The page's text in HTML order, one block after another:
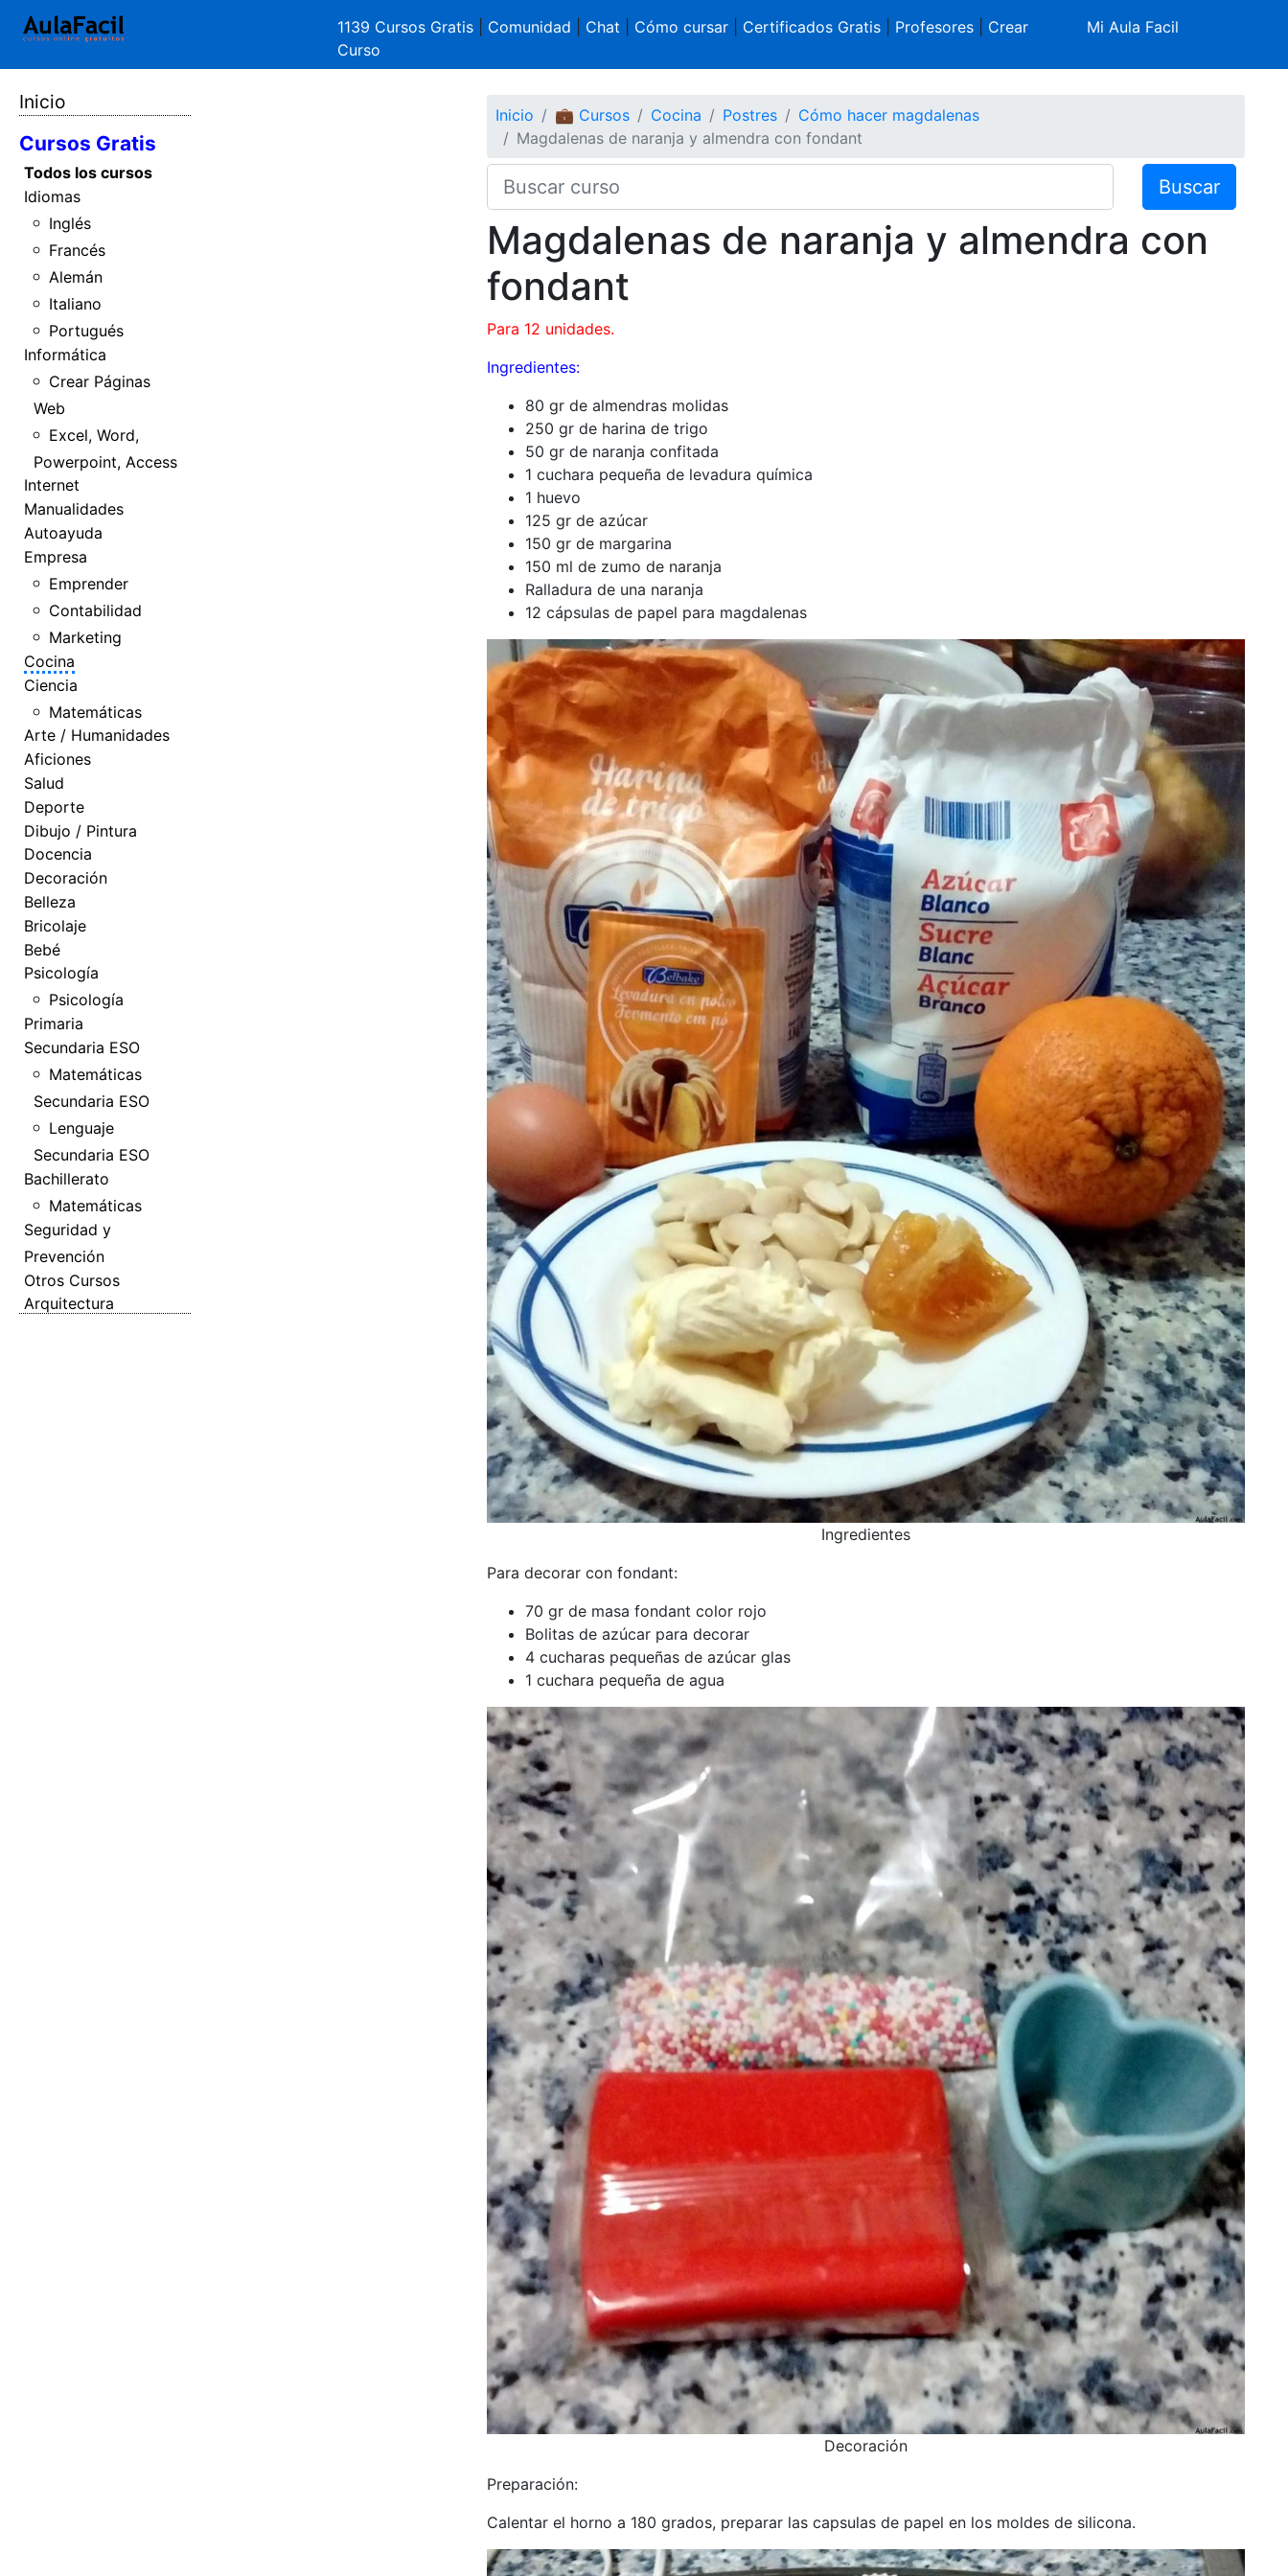
1139 Cursos Gratis Comunidad Chat Cómo cursar| Certificados Gratis| Profesores| Crear
Curso
Mi Aula Facil
Inicio
Cursos Gratis
Todos los cursos
Idiomas
Inglés
Francés
Alemán
Italiano
Portugués
Informática
Crear Páginas
Web
Excel, Word,
Powerpoint, Access
Internet
Manualidades
Autoayuda
Empresa
Emprender
Contabilidad
Marketing
Cocina
Ciencia
Matemáticas
Arte / Humanidades
Aficiones
Salud
Deporte
Dibujo / Pintura
Docencia
Decoración
Belleza
Bricolaje
Bebé
Psicología
Psicología
Primaria
Secundaria ESO
Matemáticas
Secundaria ESO
Lenguaje
Secundaria ESO
Bachillerato
Matemáticas
Seguridad y
Prevención
Otros Cursos
Arquitectura
Inicio 💼 Cursos Cocina Postres
Cómo hacer magdalenas
Magdalenas de naranja y almendra con fondant
Buscar
Magdalenas de naranja y almendra con
fondant
Para 12 unidades.
Ingredientes:
80 gr de almendras molidas
250 gr de harina de trigo
50 gr de naranja confitada
1 cuchara pequeña de levadura química
1 huevo
125 gr de azúcar
150 gr de margarina
150 ml de zumo de naranja
Ralladura de una naranja
12 cápsulas de papel para magdalenas
Ingredientes
Para decorar con fondant:
70 gr de masa fondant color rojo
Bolitas de azúcar para decorar
4 cucharas pequeñas de azúcar glas
1 cuchara pequeña de agua
Decoración
Preparación:
Calentar el horno a 180 grados, preparar las capsulas de papel en los moldes de silicona.